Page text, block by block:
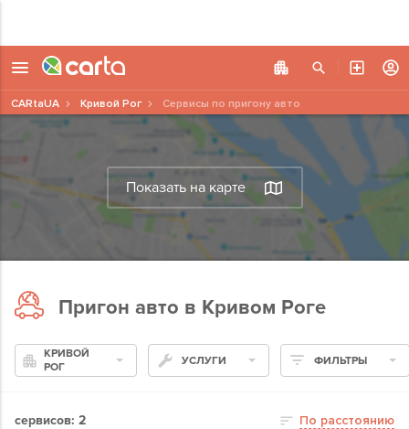
Показать на карте
CARtaUA Кривой Рог Сервисы по пригону авто
Пригон авто в Кривом Роге
КРИВОЙ
РОГ
УСЛУГИ ФИЛЬТРЫ
сервисов: 2 По расстоянию